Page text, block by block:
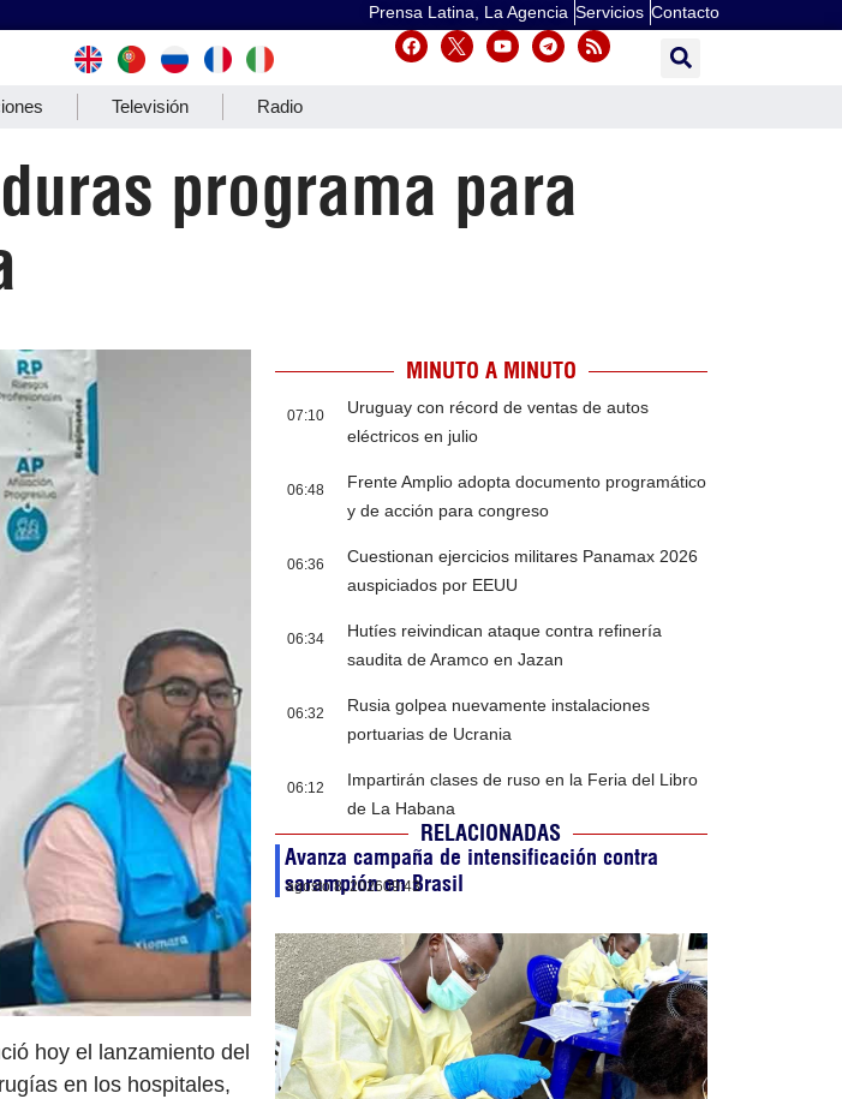
Prensa Latina, La Agencia Servicios Contacto
Televisión Radio
programa para
hoy el lanzamiento del
en los hospitales,
MINUTO A MINUTO
07:10
Uruguay con récord de ventas de autos
eléctricos en julio
06:48
Frente Amplio adopta documento programático
y de acción para congreso
06:36
Cuestionan ejercicios militares Panamax 2026
auspiciados por EEUU
06:34
Hutíes reivindican ataque contra refinería
saudita de Aramco en Jazan
06:32
Rusia golpea nuevamente instalaciones
portuarias de Ucrania
06:12
Impartirán clases de ruso en la Feria del Libro
de La Habana
RELACIONADAS
Avanza campaña de intensificación contra
sarampión en Brasil
agosto 8, 202609:43